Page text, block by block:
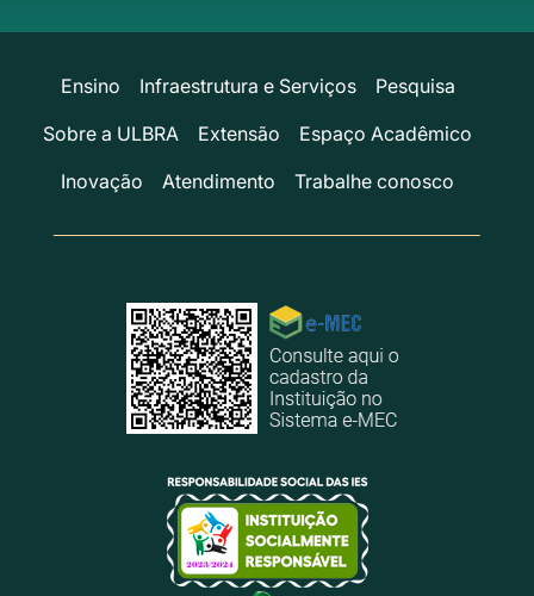
Ensino Infraestrutura e Serviços
Pesquisa
Sobre a ULBRA
Extensão
Espaço Acadêmico
Inovação
Atendimento Trabalhe conosco